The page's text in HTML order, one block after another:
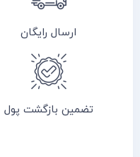
ارسال رایگان
تضمین بازگشت پول